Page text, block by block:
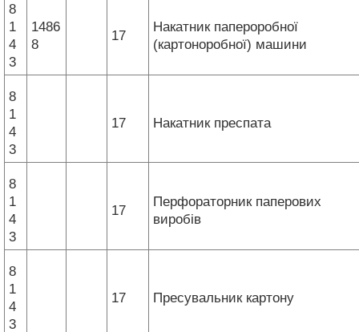
8
1
4
3
1486
8
17
Накатник папероробної
(картоноробної) машини
8
1
4
3
17 Накатник преспата
8
1
4
3
17
Перфораторник паперових
виробів
8
1
4
3
17 Пресувальник картону